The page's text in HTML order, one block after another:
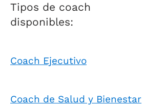
Tipos de coach
disponibles:
Coach Ejecutivo
Coach de Salud y Bienestar